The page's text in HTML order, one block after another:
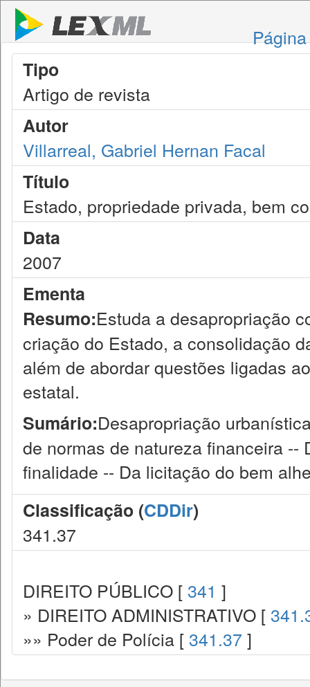
Tipo
Artigo de revista
Autor
Villarreal, Gabriel Hernan Facal
Título
Estado, propriedade privada, bem
Data
2007
Ementa
Resumo:Estuda a desapropriação
criação do Estado, a consolidação
além de abordar questões ligadas
estatal.
Sumário:Desapropriação
de normas de natureza financeira
finalidade -- Da licitação do bem
Classificação (CDDir)
341.37
DIREITO PÚBLICO [ 341 ]
» DIREITO ADMINISTRATIVO [
»» Poder de Polícia [ 341.37 ]